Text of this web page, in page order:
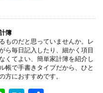
e
e
n
a
簿
ものだと思っていませんか。レ
ら毎日記入したり、細かく項目
くてよい、簡単家計簿を紹介し
帳で手書きタイプだから、ひと
方におすすめです。